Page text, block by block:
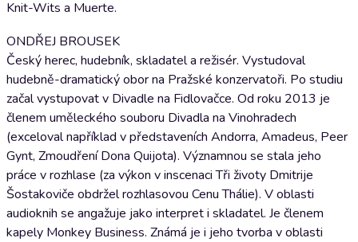
Knit-Wits a Muerte.
ONDŘEJ BROUSEK
Český herec, hudebník, skladatel a režisér. Vystudoval
hudebně-dramatický obor na Pražské konzervatoři. Po studiu
začal vystupovat v Divadle na Fidlovačce. Od roku 2013 je
členem uměleckého souboru Divadla na Vinohradech
(exceloval například v představeních Andorra, Amadeus, Peer
Gynt, Zmoudření Dona Quijota). Významnou se stala jeho
práce v rozhlase (za výkon v inscenaci Tři životy Dmitrije
Šostakoviče obdržel rozhlasovou Cenu Thálie). V oblasti
audioknih se angažuje jako interpret i skladatel. Je členem
kapely Monkey Business. Známá je i jeho tvorba v oblasti